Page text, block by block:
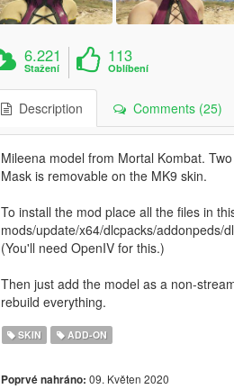
6.221
Stažení
113
Oblíbení
Description Comments (25)
Mileena model from Mortal Kombat.
Mask is removable on the MK9 skin.
To install the mod place all the files in
mods/update/x64/dlcpacks/addonpeds/
(You'll need OpenIV for this.)
Then just add the model as a non-
rebuild everything.
SKIN ADD-ON
Poprvé nahráno: 09. Květen 2020